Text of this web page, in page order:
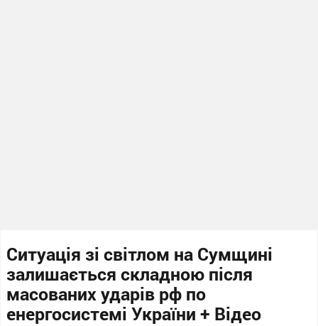
Ситуація зі світлом на Сумщині
залишається складною після
масованих ударів рф по
енергосистемі України + Відео